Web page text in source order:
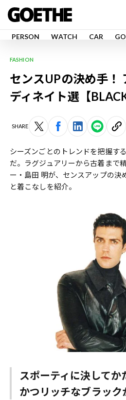
PERSON WATCH CAR
FASHION
センスUPの決め手！
ディネイト選【
SHARE
シーズンごとのトレンドを把握す
だ。ラグジュアリーから古着まで
ー・島田 明が、センスアップの決
と着こなしを紹介。
スポーティに決してか
かつリッチなブラック